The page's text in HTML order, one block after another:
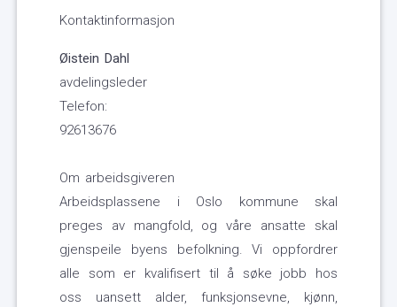
Kontaktinformasjon
Øistein Dahl
avdelingsleder
Telefon:
92613676
Om arbeidsgiveren
Arbeidsplassene i Oslo kommune skal
preges av mangfold, og våre ansatte skal
gjenspeile byens befolkning. Vi oppfordrer
alle som er kvalifisert til å søke jobb hos
oss uansett alder, funksjonsevne, kjønn,